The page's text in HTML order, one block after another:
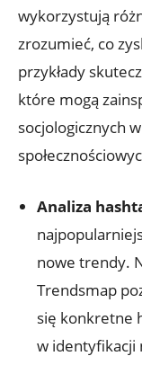
wykorzystują
zrozumieć, co
przykłady
które mogą
socjologicznych
Analiza
nowe trendy.
Trendsmap
się konkretne
w identyfikacji